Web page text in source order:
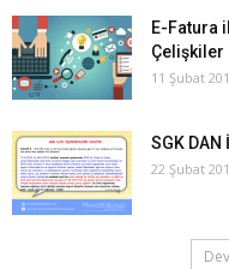
E-Fatura
Çelişkiler
11 Şubat
SGK DAN
22 Şubat